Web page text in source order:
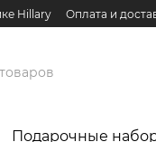
Hillary Оплата и
и возврат
Подарочные